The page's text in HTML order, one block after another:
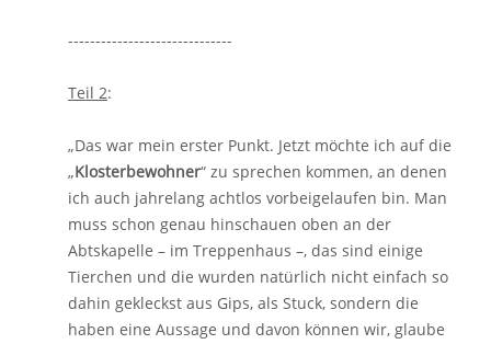
------------------------------
Teil 2:
„Das war mein erster Punkt. Jetzt möchte ich auf die
„Klosterbewohner“ zu sprechen kommen, an denen
ich auch jahrelang achtlos vorbeigelaufen bin. Man
muss schon genau hinschauen oben an der
Abtskapelle – im Treppenhaus –, das sind einige
Tierchen und die wurden natürlich nicht einfach so
dahin gekleckst aus Gips, als Stuck, sondern die
haben eine Aussage und davon können wir, glaube